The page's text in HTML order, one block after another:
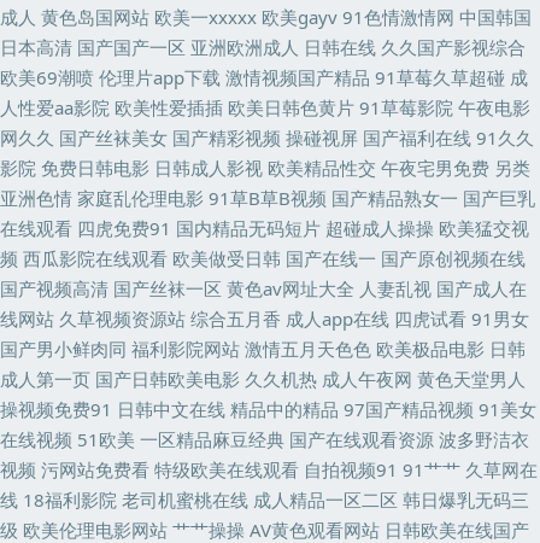
色色首页 美女网站色18禁 日本一本免费观看 91草视频 另类激情 a片在线网
站 国产精品八戒碰 久久嫩草免费看 人妻乱艹艹 豆花AV在视 久草视频在线毛
片 日本高潮视频 91黑科福利视频 AV在线不卡播放 成人午夜福利影院 国产
精品天天 欧美精品一级片 婷婷综合伊人一区 午夜影院9970 影音先锋白嫩丰
腴 大香蕉伊人粉红 久草主页 欧美韩日性爱炮图 熟妇一区二区 超碰97欧美
日韩激情导航 自拍超碰人 91视频97 肏屄视频在线看 精東视频 人碰人操人碰
天天射夜夜操 东方欧美色图 日韩av社区 午夜插插 操射人妖Ts 九一人人干 天
天干夜夜肏 亚洲中文乱轮 99超碰人 东京热色图片网 日本网站www 超碰福
利社 国产人妖伪娘 欧州A片 91網站 日韩啪啪网址 91n免费在线 ts做爱 国产
成人 黄色岛国网站 欧美一xxxxx 欧美gayv 91色情激情网 中国韩国
日本高清 国产国产一区 亚洲欧洲成人 日韩在线 久久国产影视综合
欧美69潮喷 伦理片app下载 激情视频国产精品 91草莓久草超碰 成
人性爱aa影院 欧美性爱插插 欧美日韩色黄片 91草莓影院 午夜电影
网久久 国产丝袜美女 国产精彩视频 操碰视屏 国产福利在线 91久久
影院 免费日韩电影 日韩成人影视 欧美精品性交 午夜宅男免费 另类
亚洲色情 家庭乱伦理电影 91草B草B视频 国产精品熟女一 国产巨乳
在线观看 四虎免费91 国内精品无码短片 超碰成人操操 欧美猛交视
频 西瓜影院在线观看 欧美做受日韩 国产在线一 国产原创视频在线
国产视频高清 国产丝袜一区 黄色av网址大全 人妻乱视 国产成人在
线网站 久草视频资源站 综合五月香 成人app在线 四虎试看 91男女
国产男小鲜肉同 福利影院网站 激情五月天色色 欧美极品电影 日韩
成人第一页 国产日韩欧美电影 久久机热 成人午夜网 黄色天堂男人
操视频免费91 日韩中文在线 精品中的精品 97国产精品视频 91美女
在线视频 51欧美 一区精品麻豆经典 国产在线观看资源 波多野洁衣
视频 污网站免费看 特级欧美在线观看 自拍视频91 91艹艹 久草网在
线 18福利影院 老司机蜜桃在线 成人精品一区二区 韩日爆乳无码三
级 欧美伦理电影网站 艹艹操操 AV黄色观看网站 日韩欧美在线国产